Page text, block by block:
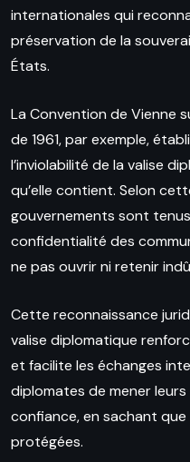
internationales qui
préservation de la
États.
La Convention de Vienne
de 1961, par exemple,
l’inviolabilité de la valise
qu’elle contient. Selon
gouvernements sont
confidentialité des
ne pas ouvrir ni retenir
Cette reconnaissance
valise diplomatique
et facilite les échanges
diplomates de mener
confiance, en sachant
protégées.